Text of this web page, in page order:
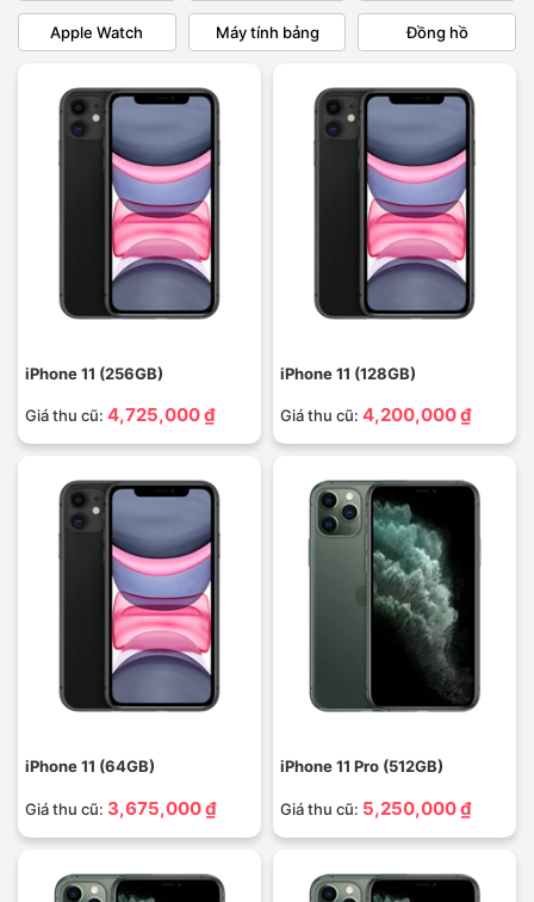
Apple Watch Máy tính bảng Đồng hồ
iPhone 11 (256GB)
Giá thu cũ: 4,725,000 ₫
iPhone 11 (128GB)
Giá thu cũ: 4,200,000 ₫
iPhone 11 (64GB)
Giá thu cũ: 3,675,000 ₫
iPhone 11 Pro (512GB)
Giá thu cũ: 5,250,000 ₫